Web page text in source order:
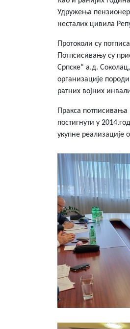
Удружења
несталих цивила
Протоколи су
Потпсисивању су
Српске“ а.д. Соколац,
организације
ратних војних
Пракса потписивања
постигнути у
укупне реализације